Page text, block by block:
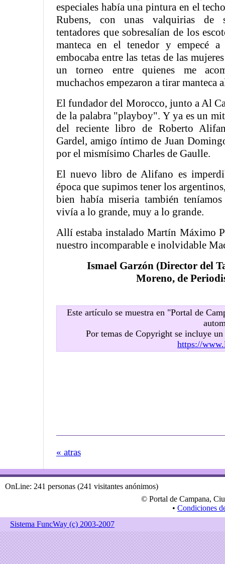
especiales había una pintura en el
Rubens, con unas valquirias de
tentadores que sobresalían de los
manteca en el tenedor y empecé
embocaba entre las tetas de las
un torneo entre quienes me
muchachos empezaron a tirar manteca
El fundador del Morocco, junto a Al
de la palabra "playboy". Y ya es un
del reciente libro de Roberto
Gardel, amigo íntimo de Juan
por el mismísimo Charles de Gaulle.
El nuevo libro de Alifano es
época que supimos tener los
bien había miseria también
vivía a lo grande, muy a lo grande.
Allí estaba instalado Martín Máximo
nuestro incomparable e inolvidable
Ismael Garzón (Director del
Moreno, de
Este artículo se muestra en "Portal de
Por temas de Copyright se incluye un
https://
« atras
OnLine: 241 personas (241 visitantes anónimos)
© Portal de Campana,
• Condiciones
Sistema FuncWay (c) 2003-2007